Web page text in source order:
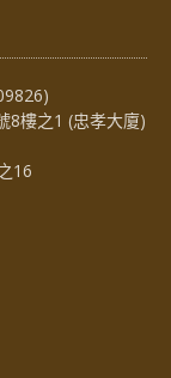
8樓之1 (忠孝大廈)
16